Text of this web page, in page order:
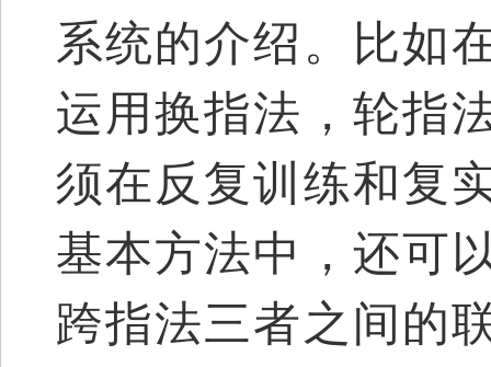
系统的介绍。比如
运用换指法，轮指
须在反复训练和复
基本方法中，还可
跨指法三者之间的